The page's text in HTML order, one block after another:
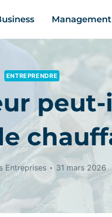
Management
ENTREPRENDRE
Entreprises 31 mars 2026